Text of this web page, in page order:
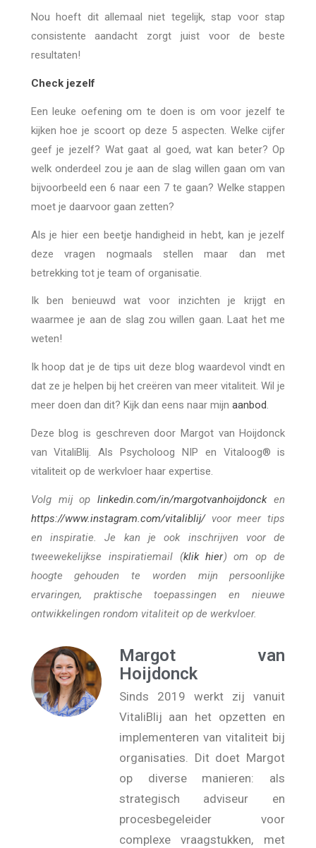
Nou hoeft dit allemaal niet tegelijk, stap voor stap
consistente aandacht zorgt juist voor de beste
resultaten!
Check jezelf
Een leuke oefening om te doen is om voor jezelf te
kijken hoe je scoort op deze 5 aspecten. Welke cijfer
geef je jezelf? Wat gaat al goed, wat kan beter? Op
welk onderdeel zou je aan de slag willen gaan om van
bijvoorbeeld een 6 naar een 7 te gaan? Welke stappen
moet je daarvoor gaan zetten?
Als je hier een beetje handigheid in hebt, kan je jezelf
deze vragen nogmaals stellen maar dan met
betrekking tot je team of organisatie.
Ik ben benieuwd wat voor inzichten je krijgt en
waarmee je aan de slag zou willen gaan. Laat het me
weten!
Ik hoop dat je de tips uit deze blog waardevol vindt en
dat ze je helpen bij het creëren van meer vitaliteit. Wil je
meer doen dan dit? Kijk dan eens naar mijn aanbod.
Deze blog is geschreven door Margot van Hoijdonck
van VitaliBlij. Als Psycholoog NIP en Vitaloog® is
vitaliteit op de werkvloer haar expertise.
Volg mij oplinkedin.com/in/margotvanhoijdoncken
https://www.instagram.com/vitaliblij/voor meer tips
en inspiratie. Je kan je ook inschrijven voor de
tweewekelijkse inspiratiemail (klik hier) om op de
hoogte gehouden te worden mijn persoonlijke
ervaringen, praktische toepassingen en nieuwe
ontwikkelingen rondom vitaliteit op de werkvloer.
Margot van
Hoijdonck
Sinds 2019 werkt zij vanuit
VitaliBlij aan het opzetten en
implementeren van vitaliteit bij
organisaties. Dit doet Margot
op diverse manieren: als
strategisch adviseur en
procesbegeleider voor
complexe vraagstukken, met